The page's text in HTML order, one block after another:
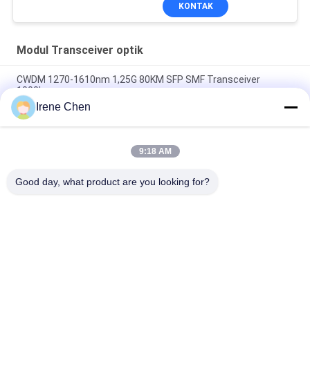
KONTAK
Modul Transceiver optik
CWDM 1270-1610nm 1,25G 80KM SFP SMF Transceiver
1000base
60km QSFP+ Ethernet Optical Transceiver Hot Pluggable
Duplex LC 40Gb/dtk
Modul Transceiver Optik Konektor MPO Hilink 100G QSFP28
Irene Chen
9:18 AM
Good day, what product are you looking for?